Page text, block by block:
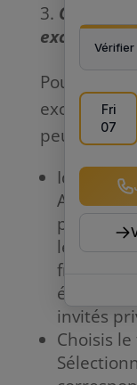
exclusifs
Pour
exclusifs
peux suivre
Identifie
Analyse
les
fréquents
élevé.
invités
Choisis